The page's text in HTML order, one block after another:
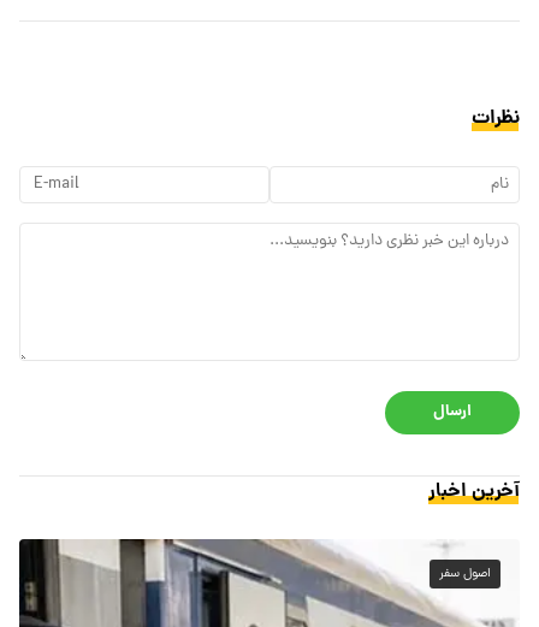
نظرات
ارسال
آخرین اخبار
اصول سفر